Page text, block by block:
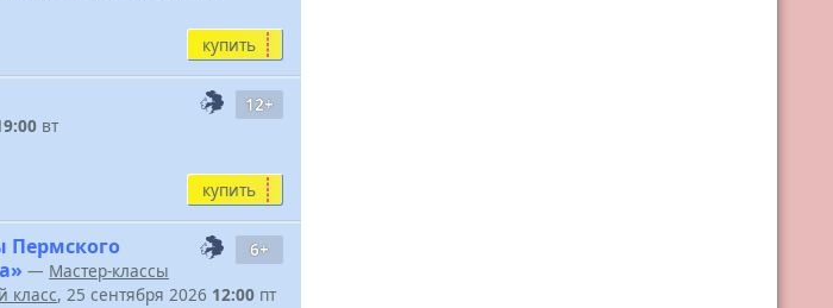
купить
12+
вт
купить
6+
Пермского
— Мастер-классы
класс, 25 сентября 2026 12:00 пт